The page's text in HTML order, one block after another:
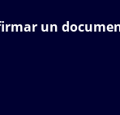
un